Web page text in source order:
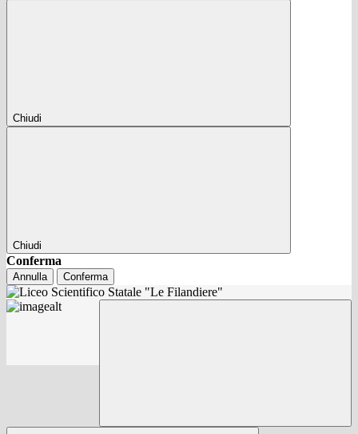
Chiudi
Chiudi
Conferma
Annulla Conferma